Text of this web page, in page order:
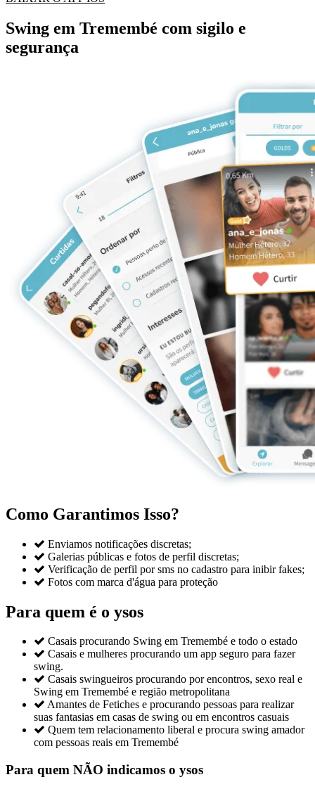
Swing em Tremembé com sigilo e
segurança
Como Garantimos Isso?
 Enviamos notificações discretas;
 Galerias públicas e fotos de perfil discretas;
 Verificação de perfil por sms no cadastro para inibir fakes;
 Fotos com marca d'água para proteção
Para quem é o ysos
 Casais procurando Swing em Tremembé e todo o estado
 Casais e mulheres procurando um app seguro para fazer
swing.
 Casais swingueiros procurando por encontros, sexo real e
Swing em Tremembé e região metropolitana
 Amantes de Fetiches e procurando pessoas para realizar
suas fantasias em casas de swing ou em encontros casuais
 Quem tem relacionamento liberal e procura swing amador
com pessoas reais em Tremembé
Para quem NÃO indicamos o ysos